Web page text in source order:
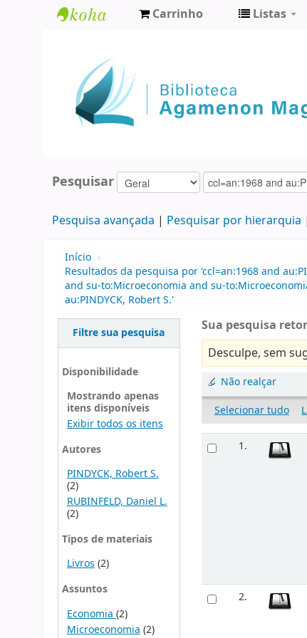
Agamenon
Magalhães
Carrinho Listas
Pesquisar
Pesquisa avançada Pesquisar por hierarquia
Início ›
Resultados da pesquisa por 'ccl=an:1968 and
and su-to:Microeconomia and su-
au:PINDYCK, Robert S.'
Filtre sua pesquisa
Disponibilidade
Mostrando apenas
itens disponíveis
Exibir todos os itens
Autores
PINDYCK, Robert S.
(2)
RUBINFELD, Daniel L.
(2)
Tipos de materiais
Livros(2)
Assuntos
Economia (2)
Microeconomia (2)
Sua pesquisa
Desculpe, sem
Não realçar
Selecionar tudo
1.
2.